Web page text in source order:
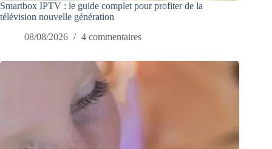
Smartbox IPTV : le guide complet pour profiter de la
télévision nouvelle génération
08/08/2026
4 commentaires